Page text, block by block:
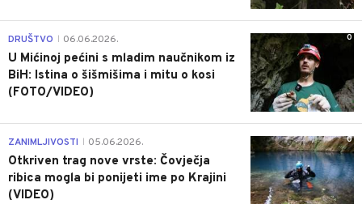
0
DRUŠTVO 06.06.2026.
U Mićinoj pećini s mladim naučnikom iz
BiH: Istina o šišmišima i mitu o kosi
(FOTO/VIDEO)
0
ZANIMLJIVOSTI 05.06.2026.
Otkriven trag nove vrste: Čovječja
ribica mogla bi ponijeti ime po Krajini
(VIDEO)